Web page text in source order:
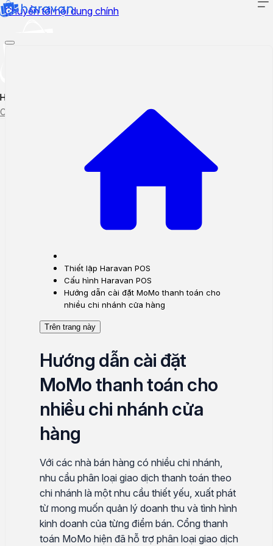
Chuyển tới nội dung chính
Hướng dẫn sử dụng
Cập nhật tính năng mới
Theo dõi ticket
Thiết lập Haravan POS
Cấu hình Haravan POS
Hướng dẫn cài đặt MoMo thanh toán cho
nhiều chi nhánh cửa hàng
Trên trang này
Hướng dẫn cài đặt
MoMo thanh toán cho
nhiều chi nhánh cửa
hàng
Với các nhà bán hàng có nhiều chi nhánh,
nhu cầu phân loại giao dịch thanh toán theo
chi nhánh là một nhu cầu thiết yếu, xuất phát
từ mong muốn quản lý doanh thu và tình hình
kinh doanh của từng điểm bán. Cổng thanh
toán MoMo hiện đã hỗ trợ phân loại giao dịch